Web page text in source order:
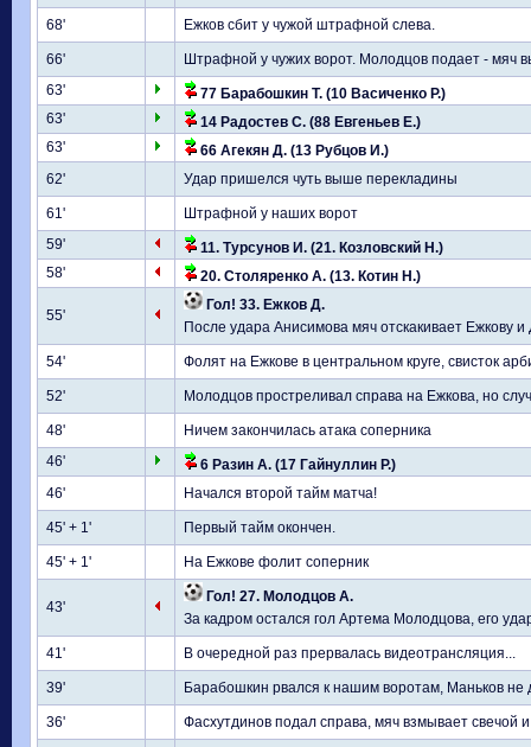
68' Ежков сбит у чужой штрафной слева.
66'
Штрафной у чужих ворот. Молодцов подает - мяч
63'
77 Барабошкин Т. (10 Васиченко Р.)
63'
14 Радостев С. (88 Евгеньев Е.)
63'
66 Агекян Д. (13 Рубцов И.)
62'
Удар пришелся чуть выше перекладины
61'
Штрафной у наших ворот
59'
11. Турсунов И. (21. Козловский Н.)
58'
20. Столяренко А. (13. Котин Н.)
55'
Гол! 33. Ежков Д.
После удара Анисимова мяч отскакивает Ежкову
54' Фолят на Ежкове в центральном круге, свисток
52' Молодцов простреливал справа на Ежкова, но
48'
Ничем закончилась атака соперника
46'
6 Разин А. (17 Гайнуллин Р.)
46'
Начался второй тайм матча!
45' + 1' Первый тайм окончен.
45' + 1' На Ежкове фолит соперник
43'
Гол! 27. Молодцов А.
За кадром остался гол Артема Молодцова, его
41' В очередной раз прервалась видеотрансляция...
39' Барабошкин рвался к нашим воротам, Маньков не
36' Фасхутдинов подал справа, мяч взмывает свечой